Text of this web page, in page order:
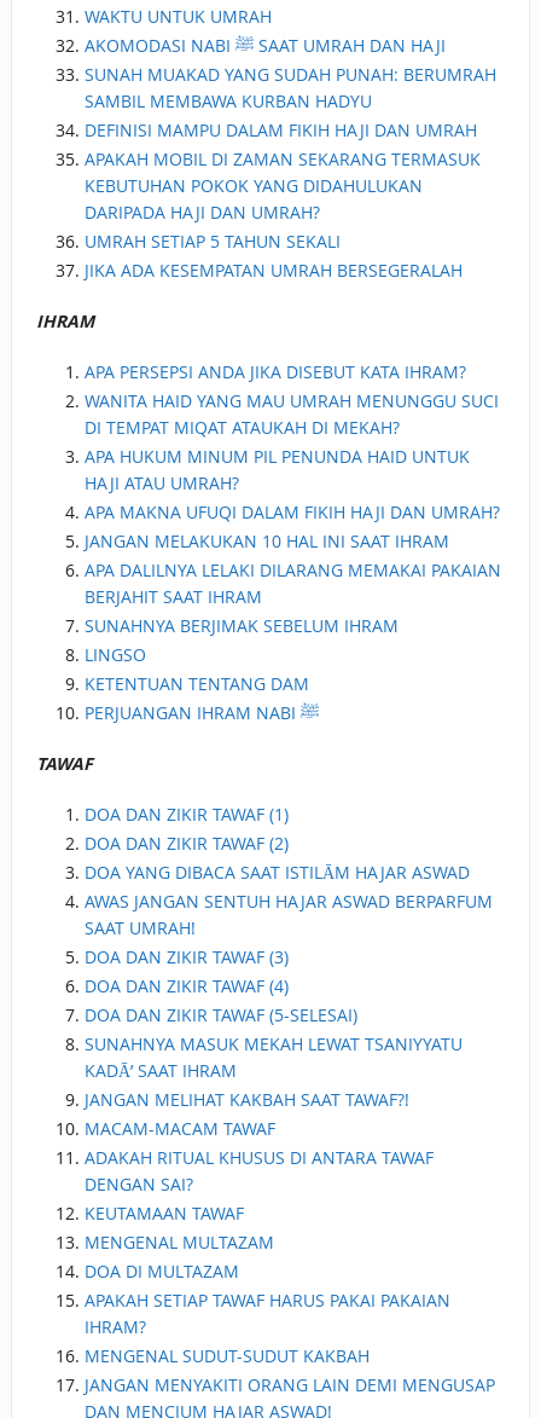
WAKTU UNTUK UMRAH
AKOMODASI NABI ﷺ SAAT UMRAH DAN HAJI
SUNAH MUAKAD YANG SUDAH PUNAH: BERUMRAH
SAMBIL MEMBAWA KURBAN HADYU
DEFINISI MAMPU DALAM FIKIH HAJI DAN UMRAH
APAKAH MOBIL DI ZAMAN SEKARANG TERMASUK
KEBUTUHAN POKOK YANG DIDAHULUKAN
DARIPADA HAJI DAN UMRAH?
UMRAH SETIAP 5 TAHUN SEKALI
JIKA ADA KESEMPATAN UMRAH BERSEGERALAH
IHRAM
APA PERSEPSI ANDA JIKA DISEBUT KATA IHRAM?
WANITA HAID YANG MAU UMRAH MENUNGGU SUCI
DI TEMPAT MIQAT ATAUKAH DI MEKAH?
APA HUKUM MINUM PIL PENUNDA HAID UNTUK
HAJI ATAU UMRAH?
APA MAKNA UFUQI DALAM FIKIH HAJI DAN UMRAH?
JANGAN MELAKUKAN 10 HAL INI SAAT IHRAM
APA DALILNYA LELAKI DILARANG MEMAKAI PAKAIAN
BERJAHIT SAAT IHRAM
SUNAHNYA BERJIMAK SEBELUM IHRAM
LINGSO
KETENTUAN TENTANG DAM
PERJUANGAN IHRAM NABI ﷺ
TAWAF
DOA DAN ZIKIR TAWAF (1)
DOA DAN ZIKIR TAWAF (2)
DOA YANG DIBACA SAAT ISTILĀM HAJAR ASWAD
AWAS JANGAN SENTUH HAJAR ASWAD BERPARFUM
SAAT UMRAH!
DOA DAN ZIKIR TAWAF (3)
DOA DAN ZIKIR TAWAF (4)
DOA DAN ZIKIR TAWAF (5-SELESAI)
SUNAHNYA MASUK MEKAH LEWAT TSANIYYATU
KADĀ’ SAAT IHRAM
JANGAN MELIHAT KAKBAH SAAT TAWAF?!
MACAM-MACAM TAWAF
ADAKAH RITUAL KHUSUS DI ANTARA TAWAF
DENGAN SAI?
KEUTAMAAN TAWAF
MENGENAL MULTAZAM
DOA DI MULTAZAM
APAKAH SETIAP TAWAF HARUS PAKAI PAKAIAN
IHRAM?
MENGENAL SUDUT-SUDUT KAKBAH
JANGAN MENYAKITI ORANG LAIN DEMI MENGUSAP
DAN MENCIUM HAJAR ASWAD!